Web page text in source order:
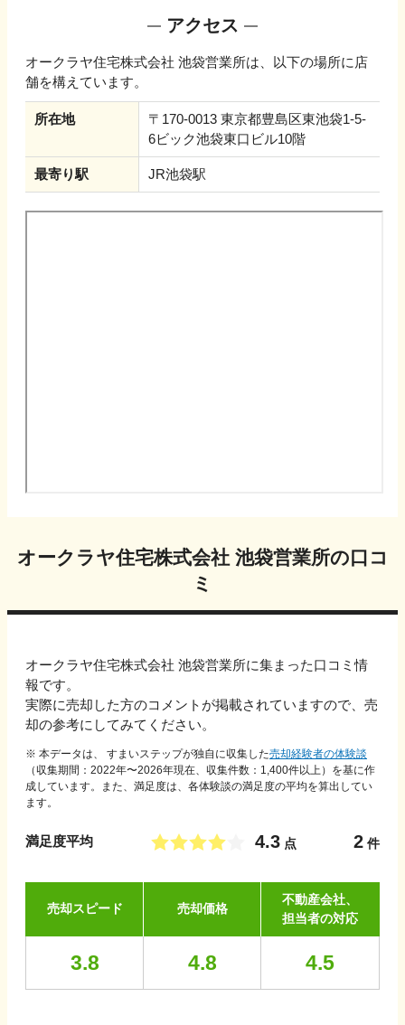
アクセス
オークラヤ住宅株式会社 池袋営業所は、以下の場所に店
舗を構えています。
所在地
〒170-0013 東京都豊島区東池袋1-5-
6ビック池袋東口ビル10階
最寄り駅 JR池袋駅
オークラヤ住宅株式会社 池袋営業所の口コ
ミ
オークラヤ住宅株式会社 池袋営業所に集まった口コミ情
報です。
実際に売却した方のコメントが掲載されていますので、売
却の参考にしてみてください。
※ 本データは、 すまいステップが独自に収集した売却経験者の体験談
（収集期間：2022年〜2026年現在、収集件数： 1,400件以上）を基に作
成しています。また、満足度は、各体験談の満足度の平均を算出してい
ます。
満足度平均 4.3 点 2 件
売却スピード 売却価格
不動産会社、
担当者の対応
3.8 4.8 4.5